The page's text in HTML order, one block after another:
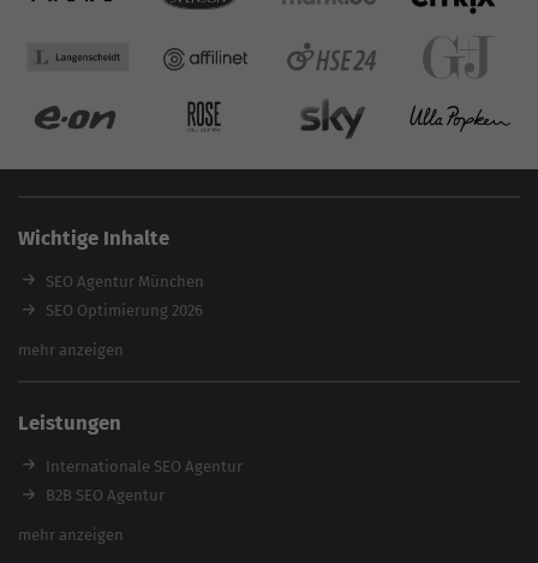
Wichtige Inhalte
SEO Agentur München
SEO Optimierung 2026
Backlink-Audit 2026
Referenzen
E-Books
Magazin
mehr anzeigen
Leistungen
Internationale SEO Agentur
B2B SEO Agentur
Inhouse SEO Agentur
mehr anzeigen